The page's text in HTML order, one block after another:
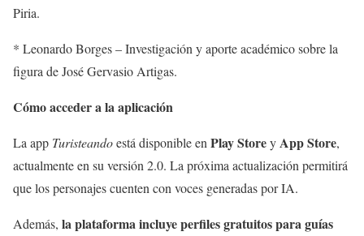
Piria.
* Leonardo Borges – Investigación y aporte académico sobre la
figura de José Gervasio Artigas.
Cómo acceder a la aplicación
La app Turisteandoestá disponible enPlay StoreyApp Store,
actualmente en su versión 2.0. La próxima actualización permitirá
que los personajes cuenten con voces generadas por IA.
Además, la plataforma incluye perfiles gratuitos para guías